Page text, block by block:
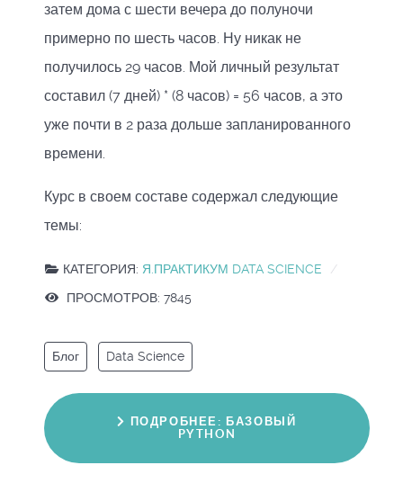
затем дома с шести вечера до полуночи
примерно по шесть часов. Ну никак не
получилось 29 часов. Мой личный результат
составил (7 дней) * (8 часов) = 56 часов, а это
уже почти в 2 раза дольше запланированного
времени.
Курс в своем составе содержал следующие
темы:
КАТЕГОРИЯ: Я.ПРАКТИКУМ DATA SCIENCE
ПРОСМОТРОВ: 7845
Блог Data Science
ПОДРОБНЕЕ: БАЗОВЫЙ
PYTHON